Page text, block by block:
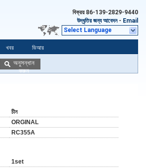
বিক্রয় 86-139-2829-9440
উদ্ধৃতির জন্য আবেদন - Email
Select Language
খবর ভিআর
অনুসন্ধান
করুন
চীন
ORGINAL
RC355A
1set